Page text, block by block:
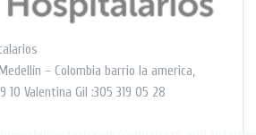
Medellín - Colombia barrio la america,
10 Valentina Gil :305 319 05 28